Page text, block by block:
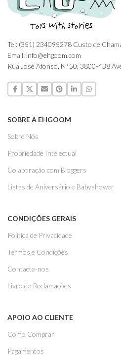
Tel: (351) 234095278 Custo de
Email: info@ehgoom.com
Rua José Afonso, Nº 50, 3800-438
SOBRE A EHGOOM
Sobre Nós
Propriedade Intelectual
Colaboração com Bloggers
Listas de Aniversário e Babyshower
CONDIÇÕES GERAIS
Politica de Privacidade
Termos e Condições
Contacte-nos
Livro de Reclamações
APOIO AO CLIENTE
Como Comprar
Pagamentos